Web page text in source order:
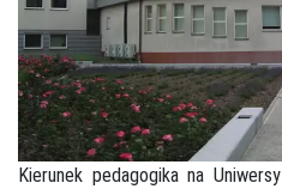
Kierunek pedagogika na